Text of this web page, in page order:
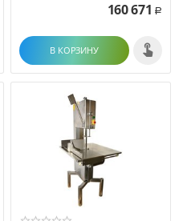
160 671 Р
В КОРЗИНУ